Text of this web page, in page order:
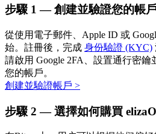
步驟 1 —創建並驗證您的帳
從使用電子郵件、Apple ID 或
始。註冊後，完成 身份驗證 (KYC)
請啟用 Google 2FA、設置通行密
您的帳戶。
創建並驗證帳戶 >
步驟 2 — 選擇如何購買